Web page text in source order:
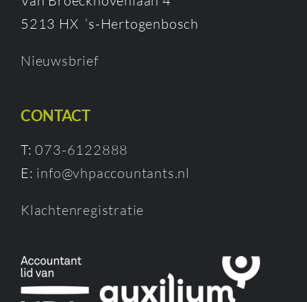
5213 HX ‘s-Hertogenbosch
Nieuwsbrief
CONTACT
T:073-6122888
E: info@vhpaccountants.nl
Klachtenregistratie